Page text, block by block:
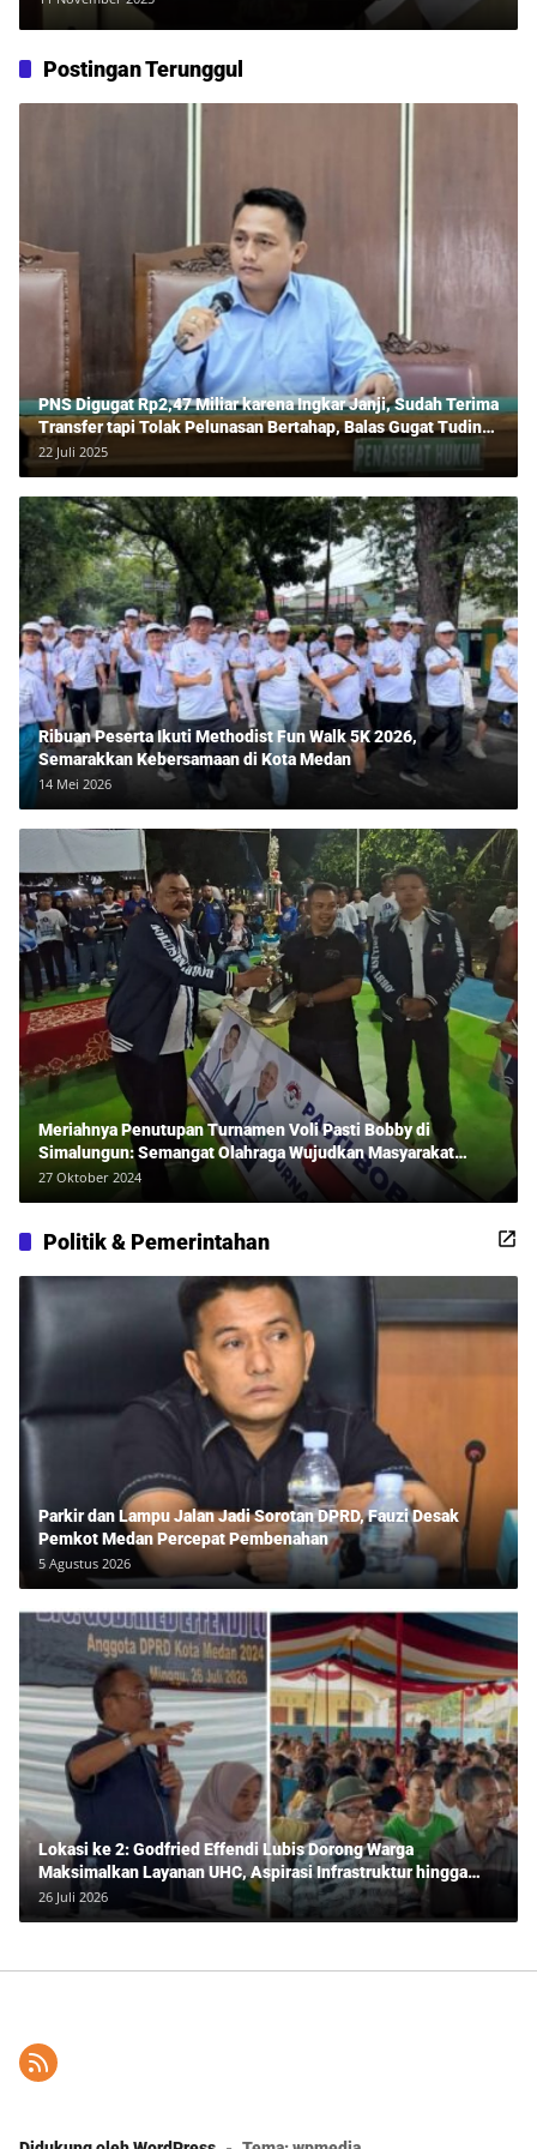
Postingan Terunggul
PNS Digugat Rp2,47 Miliar karena Ingkar Janji, Sudah Terima
Transfer tapi Tolak Pelunasan Bertahap, Balas Gugat Tuding
Lawan Tipu Rp850 Juta
22 Juli 2025
Ribuan Peserta Ikuti Methodist Fun Walk 5K 2026,
Semarakkan Kebersamaan di Kota Medan
14 Mei 2026
Meriahnya Penutupan Turnamen Voli Pasti Bobby di
Simalungun: Semangat Olahraga Wujudkan Masyarakat
Sehat Bersama Erwan Rozadi dan Ribuan Penonton!
27 Oktober 2024
Politik & Pemerintahan
Parkir dan Lampu Jalan Jadi Sorotan DPRD, Fauzi Desak
Pemkot Medan Percepat Pembenahan
5 Agustus 2026
Lokasi ke 2: Godfried Effendi Lubis Dorong Warga
Maksimalkan Layanan UHC, Aspirasi Infrastruktur hingga
Pendidikan Mengemuka dalam Reses Medan Amplas
26 Juli 2026